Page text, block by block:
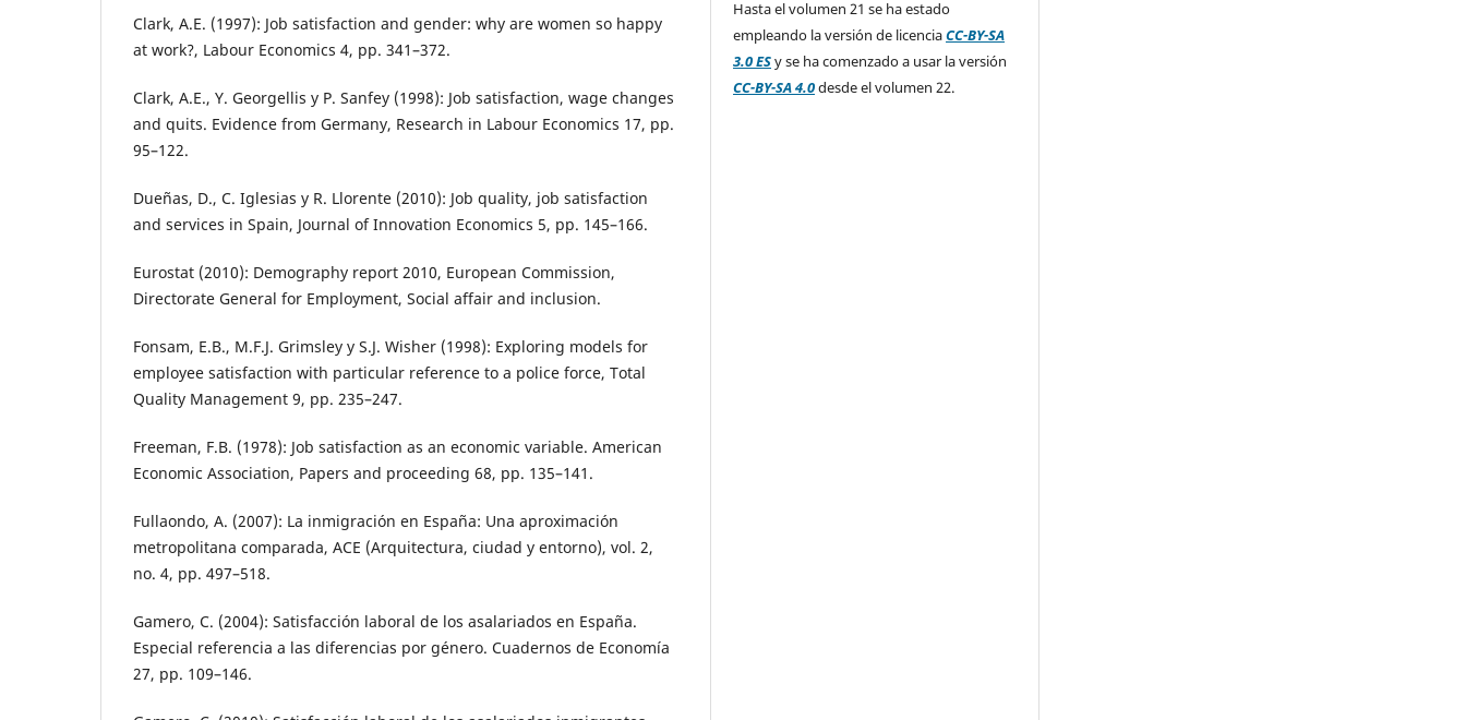
Clark, A.E. (1997): Job satisfaction and gender: why are women so happy
at work?, Labour Economics 4, pp. 341–372.
Clark, A.E., Y. Georgellis y P. Sanfey (1998): Job satisfaction, wage changes
and quits. Evidence from Germany, Research in Labour Economics 17, pp.
95–122.
Dueñas, D., C. Iglesias y R. Llorente (2010): Job quality, job satisfaction
and services in Spain, Journal of Innovation Economics 5, pp. 145–166.
Eurostat (2010): Demography report 2010, European Commission,
Directorate General for Employment, Social affair and inclusion.
Fonsam, E.B., M.F.J. Grimsley y S.J. Wisher (1998): Exploring models for
employee satisfaction with particular reference to a police force, Total
Quality Management 9, pp. 235–247.
Freeman, F.B. (1978): Job satisfaction as an economic variable. American
Economic Association, Papers and proceeding 68, pp. 135–141.
Fullaondo, A. (2007): La inmigración en España: Una aproximación
metropolitana comparada, ACE (Arquitectura, ciudad y entorno), vol. 2,
no. 4, pp. 497–518.
Gamero, C. (2004): Satisfacción laboral de los asalariados en España.
Especial referencia a las diferencias por género. Cuadernos de Economía
27, pp. 109–146.
Hasta el volumen 21 se ha estado
empleando la versión de licenciaCC-BY-SA
3.0 ESy se ha comenzado a usar la versión
CC-BY-SA 4.0desde el volumen 22.